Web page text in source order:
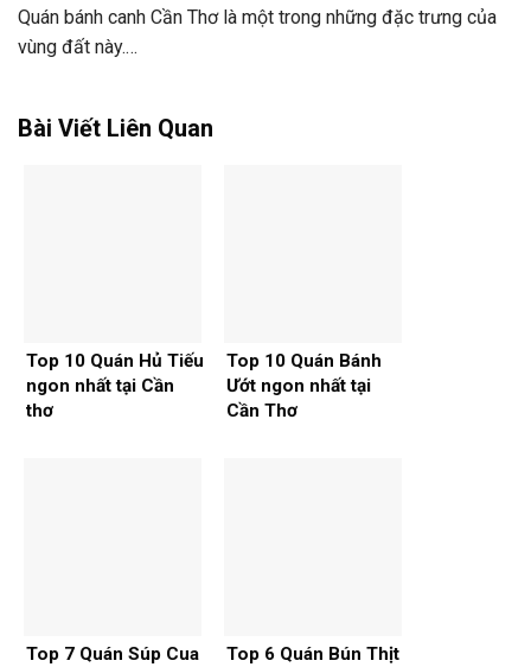
Quán bánh canh Cần Thơ là một trong những đặc trưng của
vùng đất này.…
Bài Viết Liên Quan
Top 10 Quán Hủ Tiếu
ngon nhất tại Cần
thơ
Top 10 Quán Bánh
Ướt ngon nhất tại
Cần Thơ
Top 7 Quán Súp Cua
Top 6 Quán Bún Thịt